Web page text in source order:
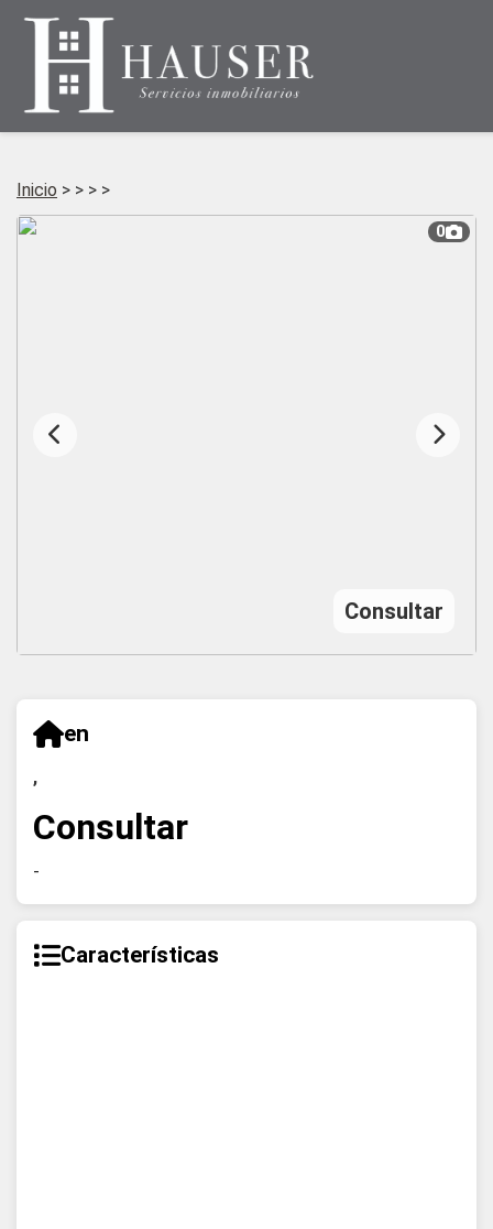
Inicio > > > >
0
Consultar
en
,
Consultar
-
Características